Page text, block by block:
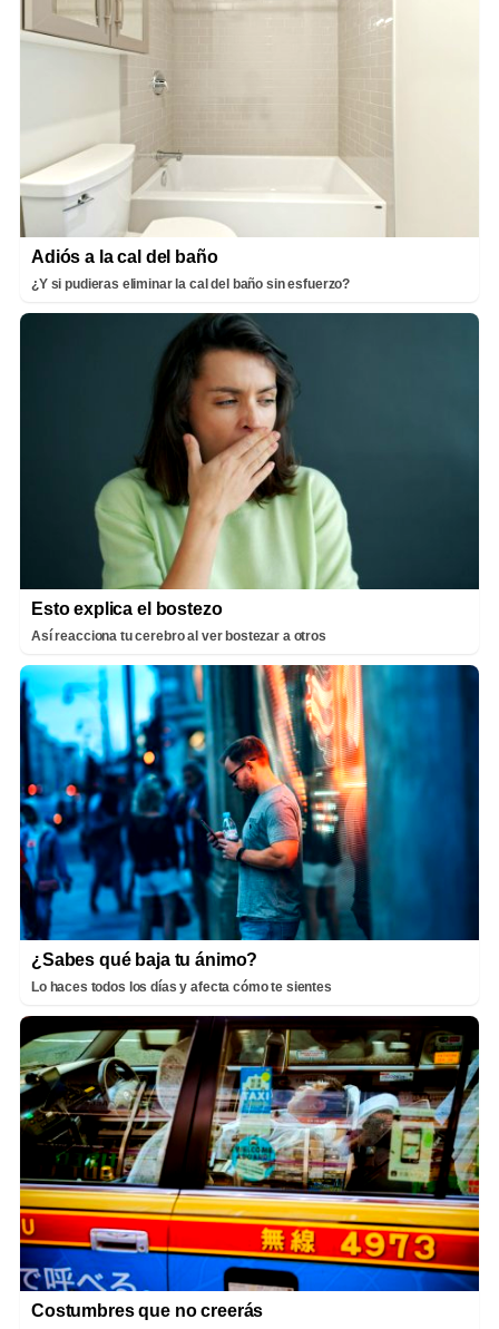
Adiós a la cal del baño
¿Y si pudieras eliminar la cal del baño sin esfuerzo?
Esto explica el bostezo
Así reacciona tu cerebro al ver bostezar a otros
¿Sabes qué baja tu ánimo?
Lo haces todos los días y afecta cómo te sientes
Costumbres que no creerás